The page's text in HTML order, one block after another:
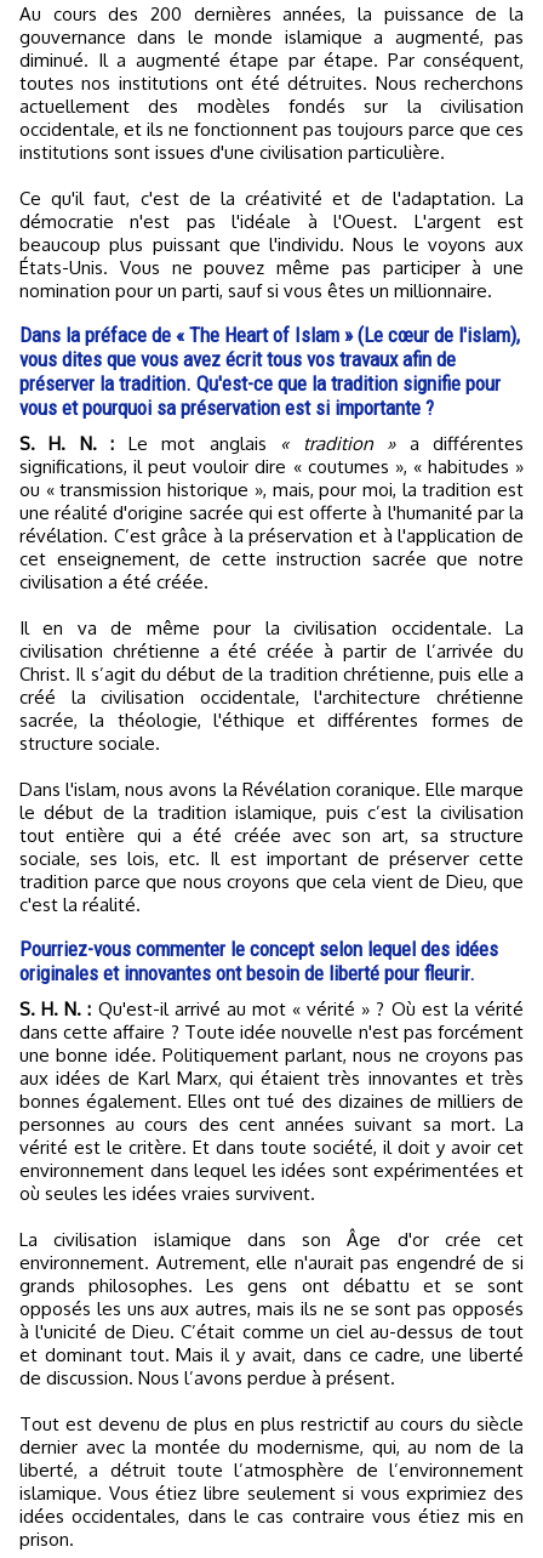
Au cours des 200 dernières années, la puissance de la
gouvernance dans le monde islamique a augmenté, pas
diminué. Il a augmenté étape par étape. Par conséquent,
toutes nos institutions ont été détruites. Nous recherchons
actuellement des modèles fondés sur la civilisation
occidentale, et ils ne fonctionnent pas toujours parce que ces
institutions sont issues d'une civilisation particulière.
Ce qu'il faut, c'est de la créativité et de l'adaptation. La
démocratie n'est pas l'idéale à l'Ouest. L'argent est
beaucoup plus puissant que l'individu. Nous le voyons aux
États-Unis. Vous ne pouvez même pas participer à une
nomination pour un parti, sauf si vous êtes un millionnaire.
Dans la préface de « The Heart of Islam » (Le cœur de l'islam),
vous dites que vous avez écrit tous vos travaux afin de
préserver la tradition. Qu'est-ce que la tradition signifie pour
vous et pourquoi sa préservation est si importante ?
S. H. N. : Le mot anglais « tradition »a différentes
significations, il peut vouloir dire « coutumes », « habitudes »
ou « transmission historique », mais, pour moi, la tradition est
une réalité d'origine sacrée qui est offerte à l'humanité par la
révélation. C’est grâce à la préservation et à l'application de
cet enseignement, de cette instruction sacrée que notre
civilisation a été créée.
Il en va de même pour la civilisation occidentale. La
civilisation chrétienne a été créée à partir de l’arrivée du
Christ. Il s’agit du début de la tradition chrétienne, puis elle a
créé la civilisation occidentale, l'architecture chrétienne
sacrée, la théologie, l'éthique et différentes formes de
structure sociale.
Dans l'islam, nous avons la Révélation coranique. Elle marque
le début de la tradition islamique, puis c’est la civilisation
tout entière qui a été créée avec son art, sa structure
sociale, ses lois, etc. Il est important de préserver cette
tradition parce que nous croyons que cela vient de Dieu, que
c'est la réalité.
Pourriez-vous commenter le concept selon lequel des idées
originales et innovantes ont besoin de liberté pour fleurir.
S. H. N. : Qu'est-il arrivé au mot « vérité » ? Où est la vérité
dans cette affaire ? Toute idée nouvelle n'est pas forcément
une bonne idée. Politiquement parlant, nous ne croyons pas
aux idées de Karl Marx, qui étaient très innovantes et très
bonnes également. Elles ont tué des dizaines de milliers de
personnes au cours des cent années suivant sa mort. La
vérité est le critère. Et dans toute société, il doit y avoir cet
environnement dans lequel les idées sont expérimentées et
où seules les idées vraies survivent.
La civilisation islamique dans son Âge d'or crée cet
environnement. Autrement, elle n'aurait pas engendré de si
grands philosophes. Les gens ont débattu et se sont
opposés les uns aux autres, mais ils ne se sont pas opposés
à l'unicité de Dieu. C’était comme un ciel au-dessus de tout
et dominant tout. Mais il y avait, dans ce cadre, une liberté
de discussion. Nous l’avons perdue à présent.
Tout est devenu de plus en plus restrictif au cours du siècle
dernier avec la montée du modernisme, qui, au nom de la
liberté, a détruit toute l’atmosphère de l’environnement
islamique. Vous étiez libre seulement si vous exprimiez des
idées occidentales, dans le cas contraire vous étiez mis en
prison.